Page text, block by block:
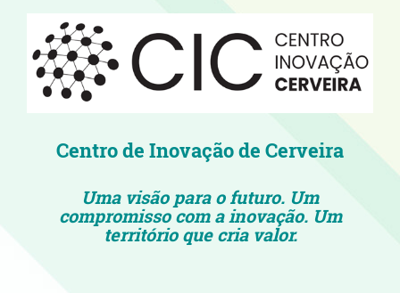
Centro de Inovação de Cerveira
Uma visão para o futuro. Um
compromisso com a inovação. Um
território que cria valor.